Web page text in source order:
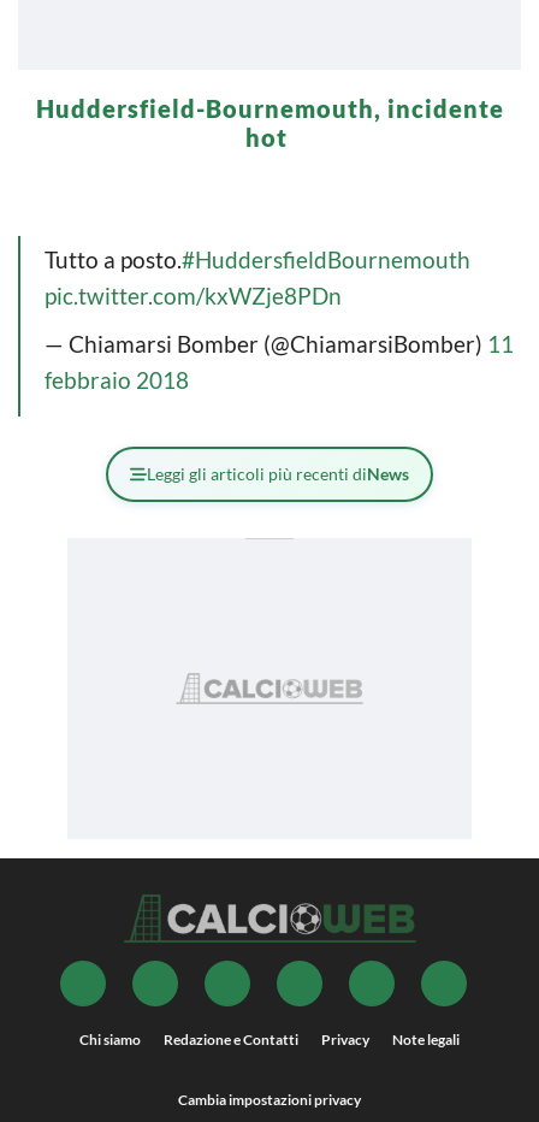
Huddersfield-Bournemouth, incidente
hot
Tutto a posto.#HuddersfieldBournemouth
pic.twitter.com/kxWZje8PDn
— Chiamarsi Bomber (@ChiamarsiBomber) 11
febbraio 2018
Leggi gli articoli più recenti diNews
Chi siamo Redazione e Contatti Privacy Note legali
Cambia impostazioni privacy